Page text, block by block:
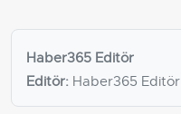
Haber365 Editör
Editör: Haber365 Editör